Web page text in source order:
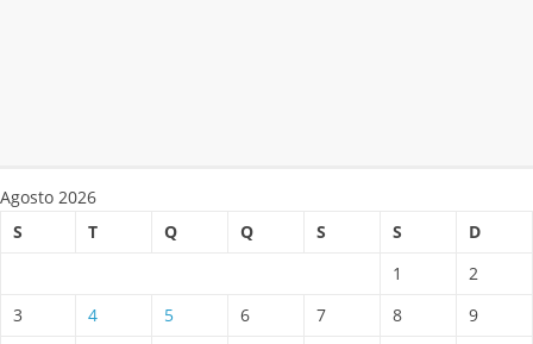
Agosto 2026
S
T Q Q S S
D
1
2
3
4 5 6 7 8
9